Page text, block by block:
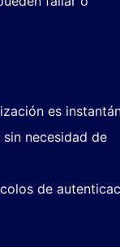
es
necesidad de
de